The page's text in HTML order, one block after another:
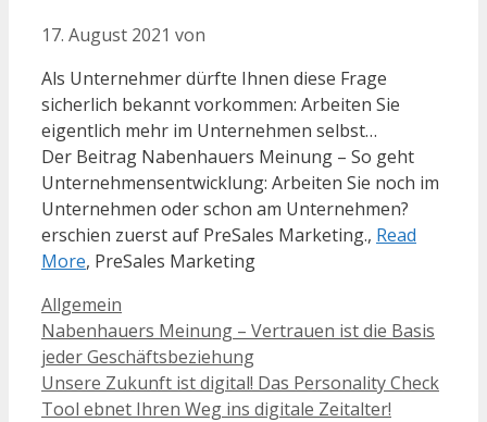
17. August 2021 von
Als Unternehmer dürfte Ihnen diese Frage
sicherlich bekannt vorkommen: Arbeiten Sie
eigentlich mehr im Unternehmen selbst…
Der Beitrag Nabenhauers Meinung – So geht
Unternehmensentwicklung: Arbeiten Sie noch im
Unternehmen oder schon am Unternehmen?
erschien zuerst auf PreSales Marketing., Read
More, PreSales Marketing
Kategorien
Allgemein
Nabenhauers Meinung – Vertrauen ist die Basis
jeder Geschäftsbeziehung
Unsere Zukunft ist digital! Das Personality Check
Tool ebnet Ihren Weg ins digitale Zeitalter!